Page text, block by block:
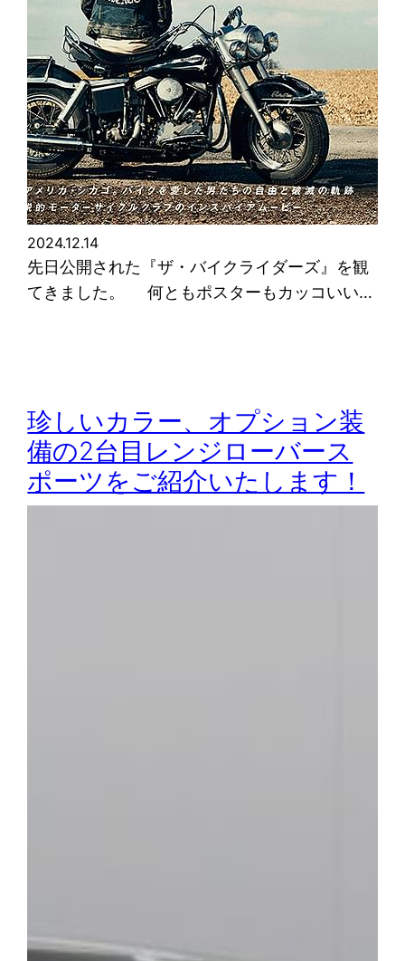
2024.12.14
先日公開された『ザ・バイクライダーズ』を観
てきました。 何ともポスターもカッコいい…
珍しいカラー、オプション装
備の2台目レンジローバース
ポーツをご紹介いたします！